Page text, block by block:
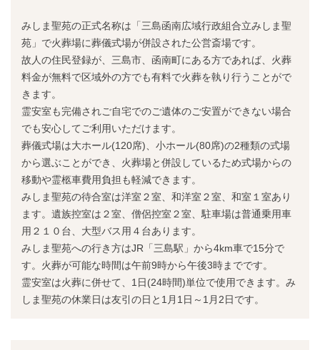
みしま聖苑の正式名称は「三島函南広域行政組合立みしま聖
苑」で火葬場に葬儀式場が併設された公営斎場です。
故人の住民登録が、三島市、函南町にある方であれば、火葬
料金が無料で区域外の方でも有料で火葬を執り行うことがで
きます。
霊安室も完備されご自宅でのご遺体のご安置ができない場合
でも安心してご利用いただけます。
葬儀式場は大ホール(120席)、小ホール(80席)の2種類の式場
から選ぶことができ、火葬場と併設しているため式場からの
移動や霊柩車費用負担も軽減できます。
みしま聖苑の待合室は洋室２室、和洋室２室、和室１室あり
ます。遺族控室は２室、僧侶控室２室、駐車場は普通乗用車
用２１０台、大型バス用４台あります。
みしま聖苑への行き方はJR「三島駅」から4km車で15分で
す。火葬が可能な時間は午前9時から午後3時までです。
霊安室は火葬に併せて、1日(24時間)単位で使用できます。み
しま聖苑の休業日は友引の日と1月1日～1月2日です。